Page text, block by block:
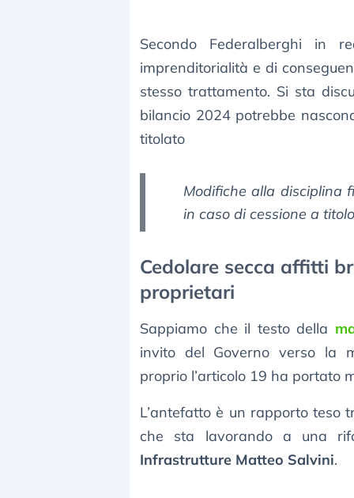
Secondo Federalberghi in
imprenditorialità e di
stesso trattamento. Si sta
bilancio 2024 potrebbe
titolato
Modifiche alla disciplina
in caso di cessione a
Cedolare secca affitti
proprietari
Sappiamo che il testo della
invito del Governo verso la
proprio l’articolo 19 ha portato
L’antefatto è un rapporto teso
che sta lavorando a una
Infrastrutture Matteo Salvini.